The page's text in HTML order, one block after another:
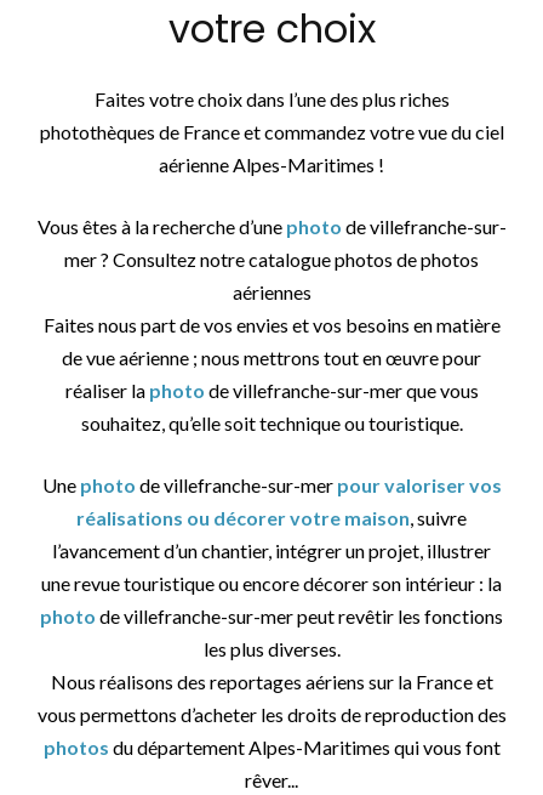
votre choix
Faites votre choix dans l’une des plus riches
photothèques de France et commandez votre vue du ciel
aérienne Alpes-Maritimes !
Vous êtes à la recherche d’une photo de villefranche-sur-
mer ? Consultez notre catalogue photos de photos
aériennes
Faites nous part de vos envies et vos besoins en matière
de vue aérienne ; nous mettrons tout en œuvre pour
réaliser la photo de villefranche-sur-mer que vous
souhaitez, qu’elle soit technique ou touristique.
Une photo de villefranche-sur-mer pour valoriser vos
réalisations ou décorer votre maison, suivre
l’avancement d’un chantier, intégrer un projet, illustrer
une revue touristique ou encore décorer son intérieur : la
photo de villefranche-sur-mer peut revêtir les fonctions
les plus diverses.
Nous réalisons des reportages aériens sur la France et
vous permettons d’acheter les droits de reproduction des
photos du département Alpes-Maritimes qui vous font
rêver...